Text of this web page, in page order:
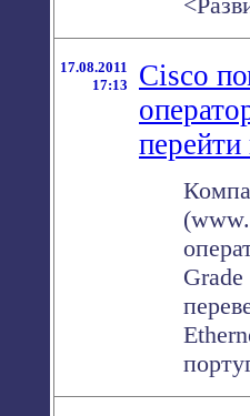
17.08.2011
17:13
Cisco